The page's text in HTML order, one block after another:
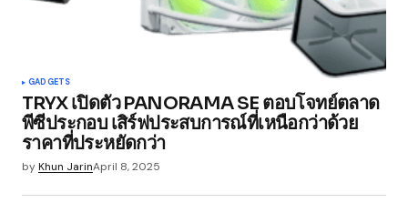
GADGETS
TRYX เปิดตัว PANORAMA SE ตอบโจทย์ตลาด
พีซีประกอบ เสิร์ฟประสบการณ์ที่เหนือกว่าด้วย
ราคาที่ประหยัดกว่า
byKhun JarinApril 8, 2025